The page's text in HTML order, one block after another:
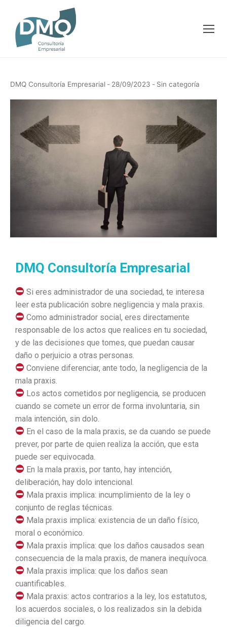
DMQ Consultoría Empresarial - 28/09/2023 - Sin categoría
DMQ Consultoría Empresarial
Si eres administrador de una sociedad, te interesa
leer esta publicación sobre negligencia y mala praxis.
Como administrador social, eres directamente
responsable de los actos que realices en tu sociedad,
y de las decisiones que tomes, que puedan causar
daño o perjuicio a otras personas.
Conviene diferenciar, ante todo, la negligencia de la
mala praxis.
Los actos cometidos por negligencia, se producen
cuando se comete un error de forma involuntaria, sin
mala intención, sin dolo.
En el caso de la mala praxis, se da cuando se puede
prever, por parte de quien realiza la acción, que esta
puede ser equivocada.
En la mala praxis, por tanto, hay intención,
deliberación, hay dolo intencional.
Mala praxis implica: incumplimiento de la ley o
conjunto de reglas técnicas.
Mala praxis implica: existencia de un daño físico,
moral o económico.
Mala praxis implica: que los daños causados sean
consecuencia de la mala praxis, de manera inequívoca.
Mala praxis implica: que los daños sean
cuantificables.
Mala praxis: actos contrarios a la ley, los estatutos,
los acuerdos sociales, o los realizados sin la debida
diligencia del cargo.